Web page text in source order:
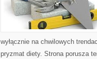
wyłącznie na chwilowych
pryzmat diety. Strona porusza